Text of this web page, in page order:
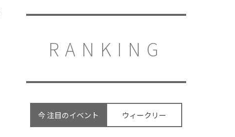
RANKING
今 注目のイベント ウィークリー